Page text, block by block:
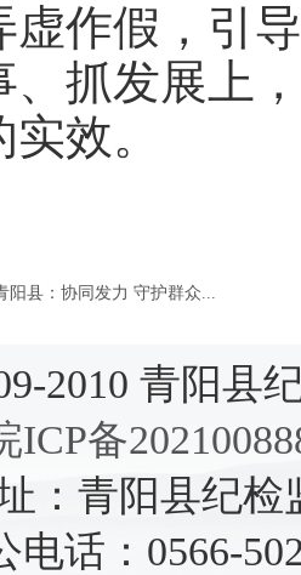
虚作假，引
、抓发展上
效。
阳县：协同发力 守护群众...
2010 青阳县
ICP备
：青阳县纪检
电话：0566-